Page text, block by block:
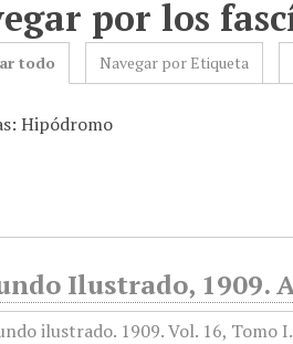
por los
todo Navegar por Etiqueta
Hipódromo
Ilustrado, 1909.